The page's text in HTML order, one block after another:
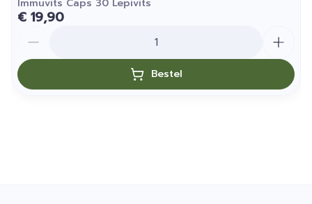
Immuvits Caps 30 Lepivits
€ 19,90
Bestel